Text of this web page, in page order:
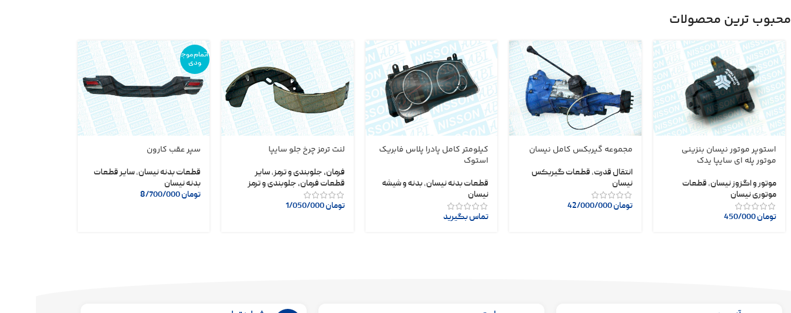
محبوب ترین محصولات
استوپر موتور نیسان بنزینی
موتور پله ای سایپا یدک
موتور و اگزوز نیسان, قطعات
موتوری نیسان
تومان
مجموعه گیربکس کامل نیسان
انتقال قدرت, قطعات گیربکس
نیسان
تومان42/000/000
کیلومتر کامل پادرا پلاس فابریک
استوک
قطعات بدنه نیسان,بدنه و شیشه
نیسان
تماس بگیرید
لنت ترمز چرخ جلو سایپا
فرمان، جلوبندی و ترمز,سایر
قطعات فرمان، جلوبندی و ترمز
تومان1/050/000
اتمام موج
ودی
سپر عقب کارون
قطعات بدنه نیسان,سایر قطعات
بدنه نیسان
تومان